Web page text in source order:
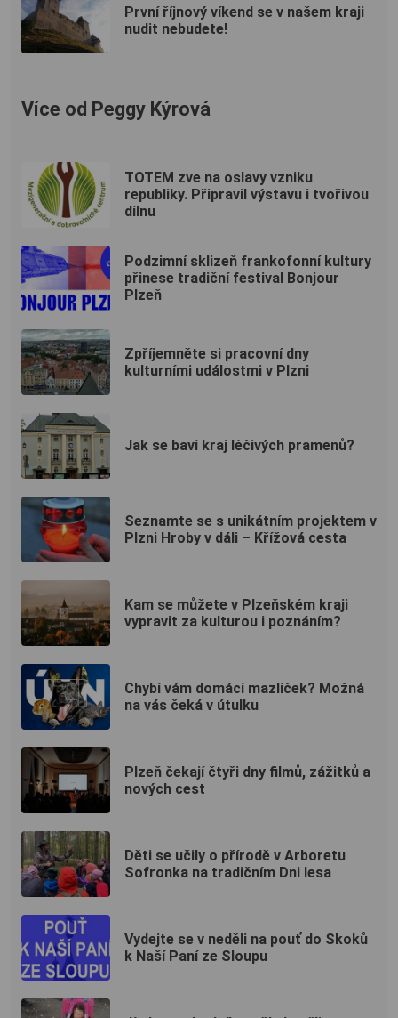
První říjnový víkend se v našem kraji
nudit nebudete!
Více od Peggy Kýrová
TOTEM zve na oslavy vzniku
republiky. Připravil výstavu i tvořivou
dílnu
Podzimní sklizeň frankofonní kultury
přinese tradiční festival Bonjour
Plzeň
Zpříjemněte si pracovní dny
kulturními událostmi v Plzni
Jak se baví kraj léčivých pramenů?
Seznamte se s unikátním projektem v
Plzni Hroby v dáli – Křížová cesta
Kam se můžete v Plzeňském kraji
vypravit za kulturou i poznáním?
Chybí vám domácí mazlíček? Možná
na vás čeká v útulku
Plzeň čekají čtyři dny filmů, zážitků a
nových cest
Děti se učily o přírodě v Arboretu
Sofronka na tradičním Dni lesa
Vydejte se v neděli na pouť do Skoků
k Naší Paní ze Sloupu